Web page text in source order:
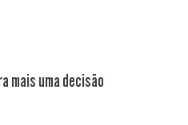
mais uma decisão